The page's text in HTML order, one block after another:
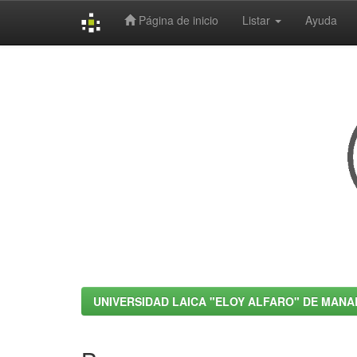
Página de inicio Listar Ayuda
UNIVERSIDAD LAICA "ELOY ALFARO" DE